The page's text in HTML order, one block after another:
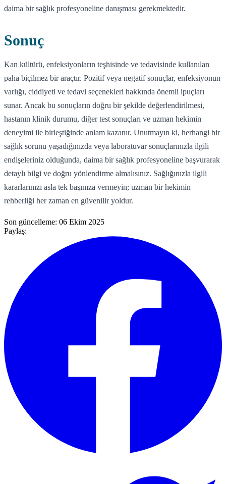
daima bir sağlık profesyoneline danışması gerekmektedir.
Sonuç
Kan kültürü, enfeksiyonların teşhisinde ve tedavisinde kullanılan
paha biçilmez bir araçtır. Pozitif veya negatif sonuçlar, enfeksiyonun
varlığı, ciddiyeti ve tedavi seçenekleri hakkında önemli ipuçları
sunar. Ancak bu sonuçların doğru bir şekilde değerlendirilmesi,
hastanın klinik durumu, diğer test sonuçları ve uzman hekimin
deneyimi ile birleştiğinde anlam kazanır. Unutmayın ki, herhangi bir
sağlık sorunu yaşadığınızda veya laboratuvar sonuçlarınızla ilgili
endişeleriniz olduğunda, daima bir sağlık profesyoneline başvurarak
detaylı bilgi ve doğru yönlendirme almalısınız. Sağlığınızla ilgili
kararlarınızı asla tek başınıza vermeyin; uzman bir hekimin
rehberliği her zaman en güvenilir yoldur.
Son güncelleme: 06 Ekim 2025
Paylaş: